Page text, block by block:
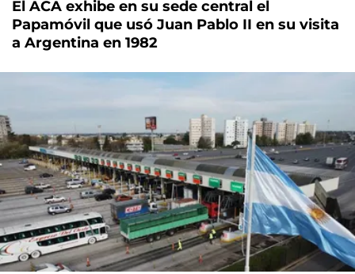
El ACA exhibe en su sede central el
Papamóvil que usó Juan Pablo II en su visita
a Argentina en 1982